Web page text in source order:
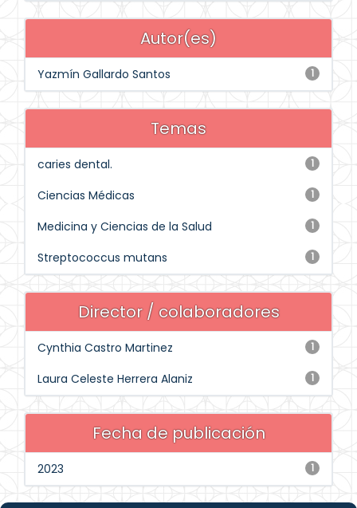
Autor(es)
1
Yazmín Gallardo Santos
Temas
1
caries dental.
1
Ciencias Médicas
1
Medicina y Ciencias de la Salud
1
Streptococcus mutans
Director / colaboradores
1
Cynthia Castro Martinez
1
Laura Celeste Herrera Alaniz
Fecha de publicación
1
2023